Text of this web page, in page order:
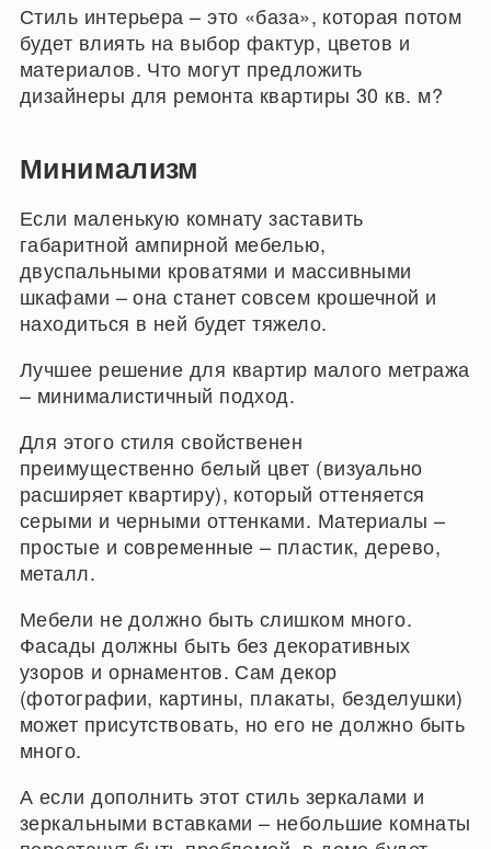
Стиль интерьера – это «база», которая потом
будет влиять на выбор фактур, цветов и
материалов. Что могут предложить
дизайнеры для ремонта квартиры 30 кв. м?
Минимализм
Если маленькую комнату заставить
габаритной ампирной мебелью,
двуспальными кроватями и массивными
шкафами – она станет совсем крошечной и
находиться в ней будет тяжело.
Лучшее решение для квартир малого метража
– минималистичный подход.
Для этого стиля свойственен
преимущественно белый цвет (визуально
расширяет квартиру), который оттеняется
серыми и черными оттенками. Материалы –
простые и современные – пластик, дерево,
металл.
Мебели не должно быть слишком много.
Фасады должны быть без декоративных
узоров и орнаментов. Сам декор
(фотографии, картины, плакаты, безделушки)
может присутствовать, но его не должно быть
много.
А если дополнить этот стиль зеркалами и
зеркальными вставками – небольшие комнаты